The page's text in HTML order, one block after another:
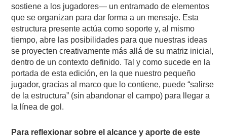
sostiene a los jugadores— un entramado de elementos
que se organizan para dar forma a un mensaje. Esta
estructura presente actúa como soporte y, al mismo
tiempo, abre las posibilidades para que nuestras ideas
se proyecten creativamente más allá de su matriz inicial,
dentro de un contexto definido. Tal y como sucede en la
portada de esta edición, en la que nuestro pequeño
jugador, gracias al marco que lo contiene, puede “salirse
de la estructura” (sin abandonar el campo) para llegar a
la línea de gol.
Para reflexionar sobre el alcance y aporte de este